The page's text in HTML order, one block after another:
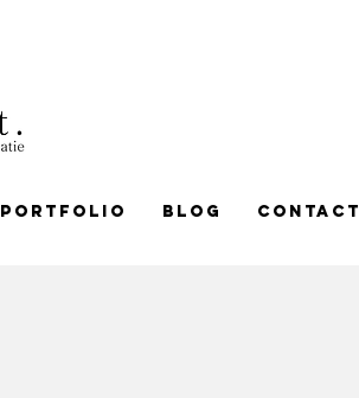
portfolio Blog contact